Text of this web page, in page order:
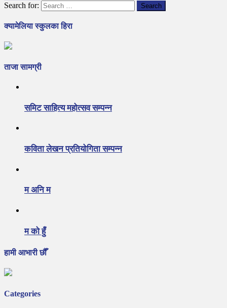
Search for:
क्यामेलिया स्कुलका हिरा
ताजा सामग्री
समिट साहित्य महोत्सव सम्पन्न
कविता लेखन प्रतियोगिता सम्पन्न
म अनि म
म को हुँ
हामी आभारी छौँ
Categories